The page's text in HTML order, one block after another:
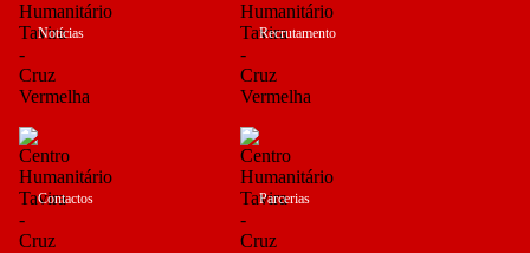
Notícias
Contactos
Recrutamento
Parcerias